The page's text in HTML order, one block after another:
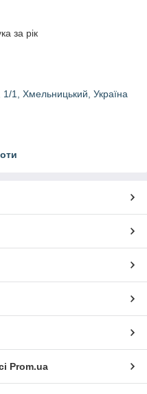
за рік
1, Хмельницький, Україна
Prom.ua